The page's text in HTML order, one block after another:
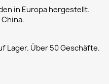
in Europa hergestellt.
Lager. Über 50 Geschäfte.